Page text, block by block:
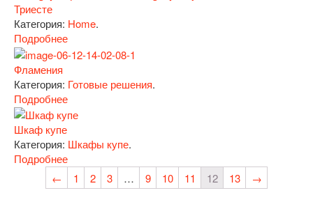
Триесте
Категория: Home.
Подробнее
Фламения
Категория: Готовые решения.
Подробнее
Шкаф купе
Категория: Шкафы купе.
Подробнее
←
1 2 3 … 9 10 11 12 13 →